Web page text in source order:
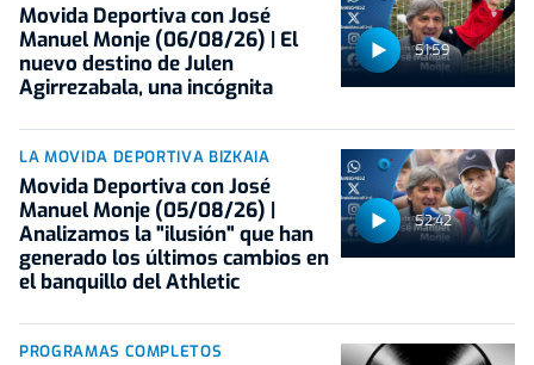
51:59
Movida Deportiva con José
Manuel Monje (06/08/26) | El
nuevo destino de Julen
Agirrezabala, una incógnita
52:42
LA MOVIDA DEPORTIVA BIZKAIA
Movida Deportiva con José
Manuel Monje (05/08/26) |
Analizamos la "ilusión" que han
generado los últimos cambios en
el banquillo del Athletic
PROGRAMAS COMPLETOS